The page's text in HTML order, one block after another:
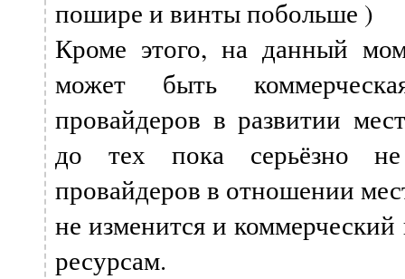
пошире и винты побольше )
Кроме этого, на данный
может быть
провайдеров в развитии
до тех пока серьёзно не
провайдеров в отношении
не изменится и
ресурсам.